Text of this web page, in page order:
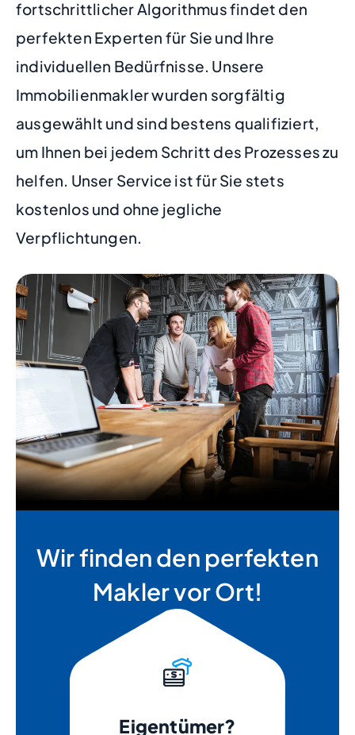
fortschrittlicher Algorithmus findet den
perfekten Experten für Sie und Ihre
individuellen Bedürfnisse. Unsere
Immobilienmakler wurden sorgfältig
ausgewählt und sind bestens qualifiziert,
um Ihnen bei jedem Schritt des Prozesses zu
helfen. Unser Service ist für Sie stets
kostenlos und ohne jegliche
Verpflichtungen.
Wir finden den perfekten
Makler vor Ort!
Eigentümer?